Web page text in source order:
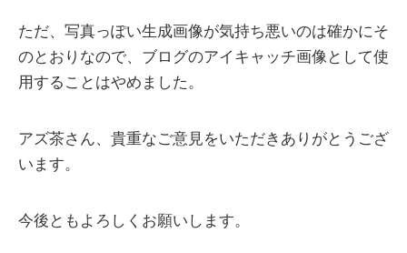
ただ、写真っぽい生成画像が気持ち悪いのは確かにそ
のとおりなので、ブログのアイキャッチ画像として使
用することはやめました。
アズ茶さん、貴重なご意見をいただきありがとうござ
います。
今後ともよろしくお願いします。